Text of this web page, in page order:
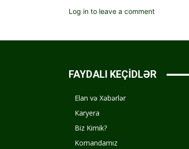
Log in to leave a comment
FAYDALI KEÇİDLƏR
Elan və Xəbərlər
Karyera
Biz Kimik?
Komandamız